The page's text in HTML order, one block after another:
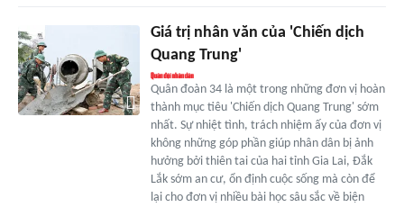
Giá trị nhân văn của 'Chiến dịch
Quang Trung'
Quân đoàn 34 là một trong những đơn vị hoàn
thành mục tiêu 'Chiến dịch Quang Trung' sớm
nhất. Sự nhiệt tình, trách nhiệm ấy của đơn vị
không những góp phần giúp nhân dân bị ảnh
hưởng bởi thiên tai của hai tỉnh Gia Lai, Đắk
Lắk sớm an cư, ổn định cuộc sống mà còn để
lại cho đơn vị nhiều bài học sâu sắc về biện